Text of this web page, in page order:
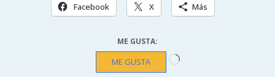
Facebook X Más
ME GUSTA:
ME GUSTA Cargando...